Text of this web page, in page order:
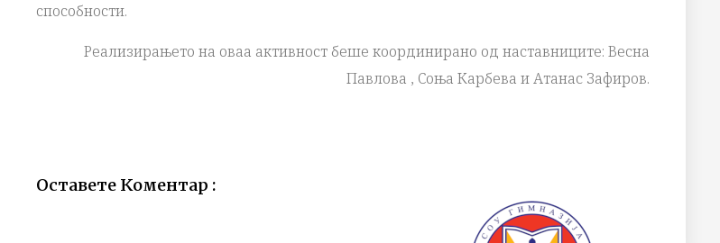
способности.
Реализирањето на оваа активност беше координирано од наставниците: Весна
Павлова , Соња Карбева и Атанас Зафиров.
Оставете Коментар :